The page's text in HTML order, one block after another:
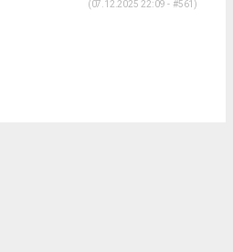
(07.12.2025 22:09 - #561)